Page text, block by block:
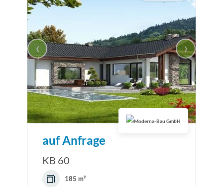
‹ ›
auf Anfrage
KB 60
185 m²